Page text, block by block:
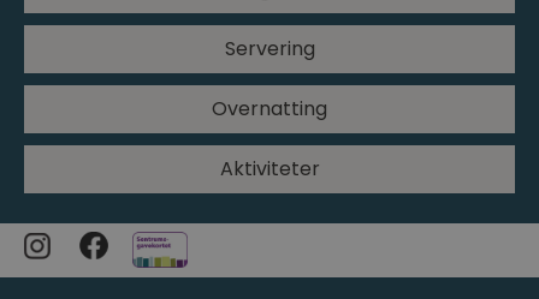
Servering
Overnatting
Aktiviteter